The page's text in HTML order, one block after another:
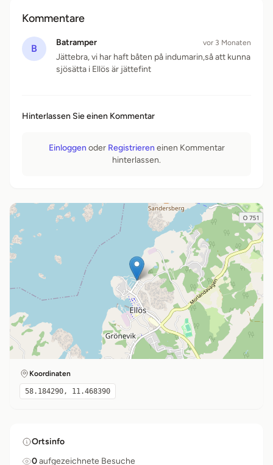
Kommentare
B
Batramper vor 3 Monaten
Jättebra, vi har haft båten på indumarin,så att kunna
sjösätta i Ellös är jättefint
Hinterlassen Sie einen Kommentar
Einloggen oder Registrieren einen Kommentar
hinterlassen.
Koordinaten
58.184290, 11.468390
Ortsinfo
0aufgezeichnete Besuche